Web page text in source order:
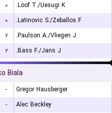
۰
Loof T./Uesugi K.
۰
Latinovic S./Zeballos F.
۲
Paulson A./Vliegen J.
۲ Bass F./Jans J.
Biala
-
Gregor Hausberger
-
Alec Beckley